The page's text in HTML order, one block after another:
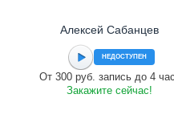
Алексей Сабанцев
НЕДОСТУПЕН
От 300 руб. запись до 4
Закажите сейчас!